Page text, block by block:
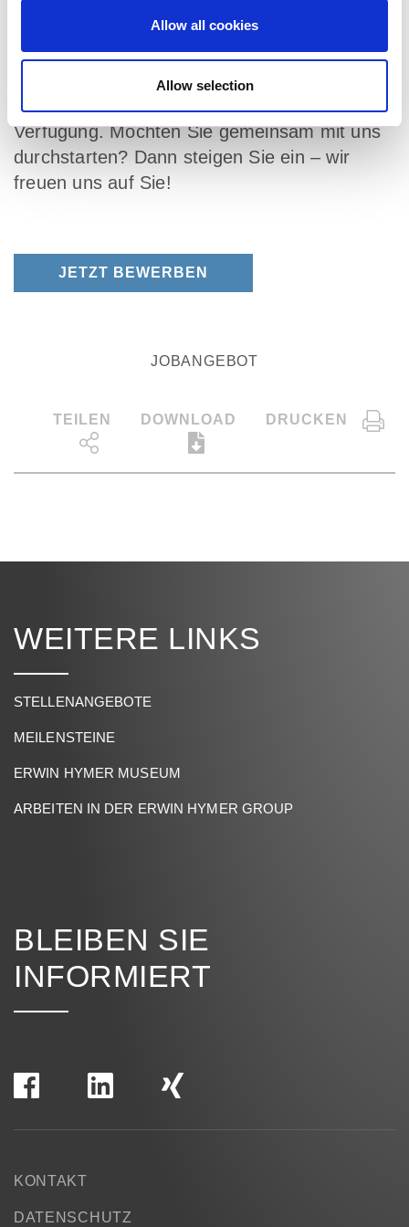
Allow all cookies
Allow selection
frühestmöglichen Eintrittstermins sowie Ihrer
Gehaltsvorstellung. Bei Fragen zur Position
steht Ihnen Frau Teresa Rösch gerne
telefonisch unter 07524 / 700-8314 zur
Verfügung. Möchten Sie gemeinsam mit uns
durchstarten? Dann steigen Sie ein – wir
freuen uns auf Sie!
JETZT BEWERBEN
JOBANGEBOT
TEILEN DOWNLOAD DRUCKEN
WEITERE LINKS
STELLENANGEBOTE
MEILENSTEINE
ERWIN HYMER MUSEUM
ARBEITEN IN DER ERWIN HYMER GROUP
BLEIBEN SIE
INFORMIERT
KONTAKT
DATENSCHUTZ